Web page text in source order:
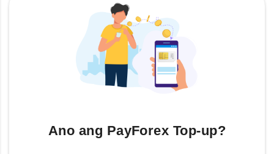
Ano ang PayForex Top-up?